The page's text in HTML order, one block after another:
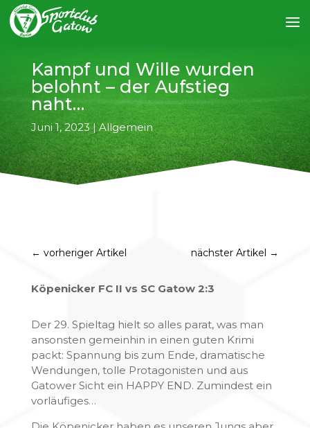
Kampf und Wille wurden
belohnt – der Aufstieg
naht…
Juni 1, 2023|Allgemein
← vorheriger Artikel nächster Artikel →
Köpenicker FC II vs SC Gatow 2:3
Der 29. Spieltag hielt so alles parat, was man
ansonsten gemeinhin in einen guten Krimi
packt: Spannung bis zum Ende, dramatische
Wendungen, tolle Protagonisten und aus
Gatower Sicht ein HAPPY END. Zumindest ein
vorläufiges…